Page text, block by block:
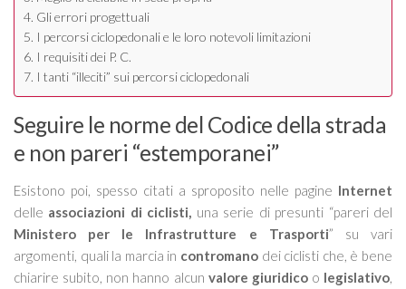
Gli errori progettuali
I percorsi ciclopedonali e le loro notevoli limitazioni
I requisiti dei P. C.
I tanti “illeciti” sui percorsi ciclopedonali
Seguire le norme del Codice della strada
e non pareri “estemporanei”
Esistono poi, spesso citati a sproposito nelle pagine Internet
delle associazioni di ciclisti, una serie di presunti “pareri del
Ministero per le Infrastrutture e Trasporti” su vari
argomenti, quali la marcia in contromano dei ciclisti che, è bene
chiarire subito, non hanno alcun valore giuridico o legislativo,